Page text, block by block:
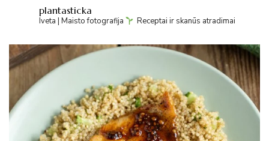
plantasticka
Iveta | Maisto fotografija Receptai ir skanūs atradimai